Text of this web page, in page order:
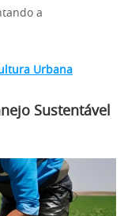
a
Urbana
Sustentável